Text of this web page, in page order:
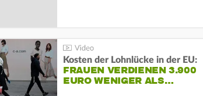
Kosten der Lohnlücke in der EU:
FRAUEN VERDIENEN 3.900
EURO WENIGER ALS…